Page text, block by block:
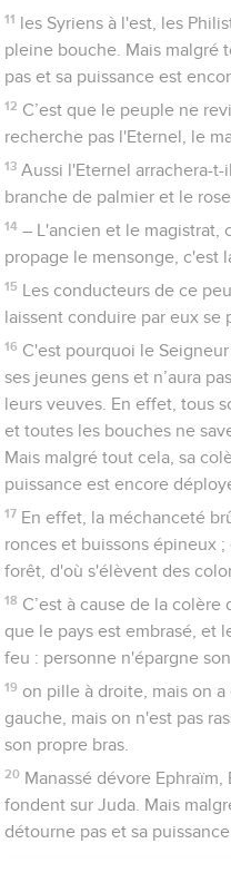
11 les Syriens à l'est, les
pleine bouche. Mais malgré
pas et sa puissance est
12 C’est que le peuple ne
recherche pas l'Eternel, le
13 Aussi l'Eternel arrachera-
branche de palmier et le
14 – L'ancien et le magistrat,
propage le mensonge, c'est
15 Les conducteurs de ce
laissent conduire par eux se
16 C'est pourquoi le
ses jeunes gens et n’aura
leurs veuves. En effet, tous
et toutes les bouches ne
Mais malgré tout cela, sa
puissance est encore
17 En effet, la méchanceté
ronces et buissons épineux
forêt, d'où s'élèvent des
18 C’est à cause de la colère
que le pays est embrasé, et
feu : personne n'épargne
19 on pille à droite, mais on
gauche, mais on n'est pas
son propre bras.
20 Manassé dévore
fondent sur Juda. Mais
détourne pas et sa